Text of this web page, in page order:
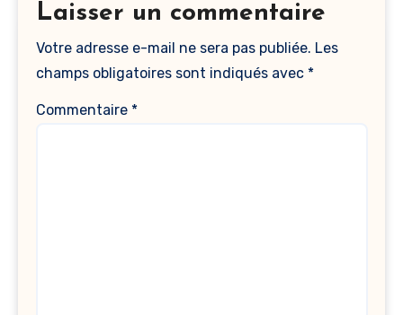
Laisser un commentaire
Votre adresse e-mail ne sera pas publiée. Les
champs obligatoires sont indiqués avec *
Commentaire *